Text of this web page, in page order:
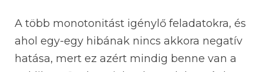
A több monotonitást igénylő feladatokra, és
ahol egy-egy hibának nincs akkora negatív
hatása, mert ez azért mindig benne van a